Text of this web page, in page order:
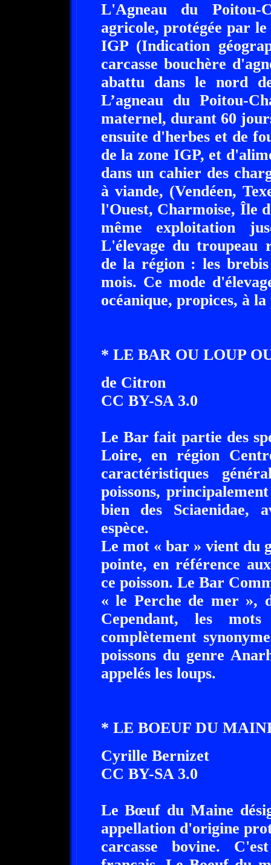
L'Agneau du Poitou-
agricole, protégée par
IGP (Indication
carcasse bouchère
abattu dans le nord
L’agneau du Poitou-
maternel, durant 60
ensuite d'herbes et de
de la zone IGP, et
dans un cahier des
à viande, (Vendéen,
l'Ouest, Charmoise, Île
même exploitation
L'élevage du troupeau
de la région : les
mois. Ce mode
océanique, propices, à
* LE BAR OU LOUP
de Citron
CC BY-SA 3.0
Le Bar fait partie des
Loire, en région
caractéristiques
poissons,
bien des Sciaenidae,
espèce.
Le mot « bar » vient du
pointe, en référence
ce poisson. Le Bar
« le Perche de mer »,
Cependant, les
complètement
poissons du genre
appelés les loups.
* LE BOEUF DU
Cyrille Bernizet
CC BY-SA 3.0
Le Bœuf du Maine
appellation d'origine
carcasse bovine.